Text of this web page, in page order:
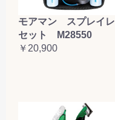
モアマン スプレイレ
セット M28550
￥20,900